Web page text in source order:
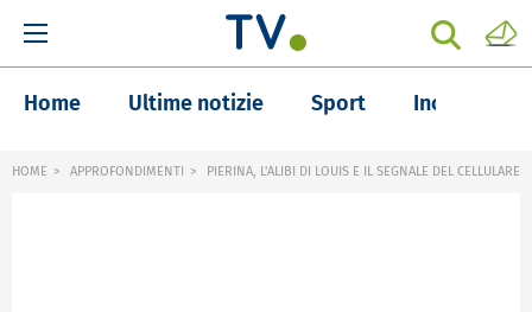
Home Ultime notizie Sport Inchieste
HOME APPROFONDIMENTI PIERINA, L'ALIBI DI LOUIS E IL SEGNALE DEL CELLULARE